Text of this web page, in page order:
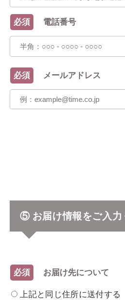
必須 電話番号
必須 メールアドレス
⑤ お届け情報をご入力
必須 お届け先について
上記と同じ住所に送付する